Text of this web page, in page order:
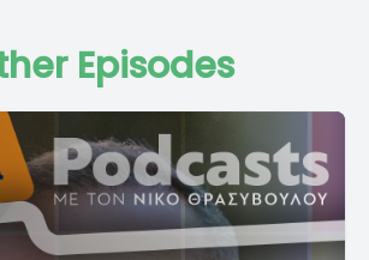
Episodes